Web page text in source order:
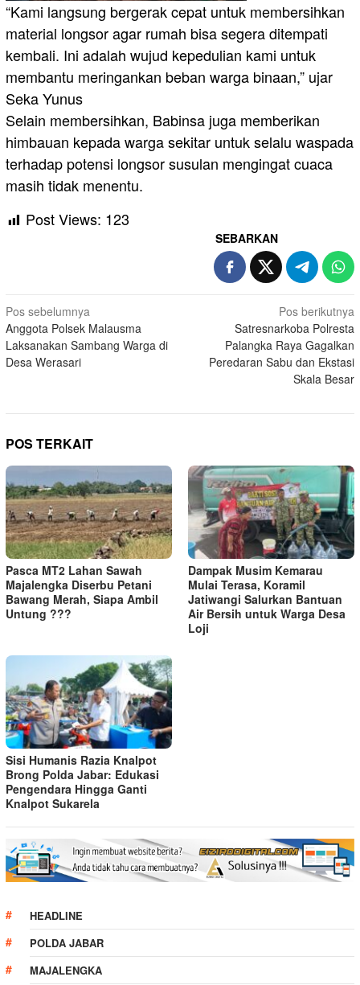
“Kami langsung bergerak cepat untuk membersihkan
material longsor agar rumah bisa segera ditempati
kembali. Ini adalah wujud kepedulian kami untuk
membantu meringankan beban warga binaan,” ujar
Seka Yunus
Selain membersihkan, Babinsa juga memberikan
himbauan kepada warga sekitar untuk selalu waspada
terhadap potensi longsor susulan mengingat cuaca
masih tidak menentu.
Post Views: 123
SEBARKAN
Navigasi
pos
Pos sebelumnya
Anggota Polsek Malausma
Laksanakan Sambang Warga di
Desa Werasari
Pos berikutnya
Satresnarkoba Polresta
Palangka Raya Gagalkan
Peredaran Sabu dan Ekstasi
Skala Besar
POS TERKAIT
Pasca MT2 Lahan Sawah
Majalengka Diserbu Petani
Bawang Merah, Siapa Ambil
Untung ???
Dampak Musim Kemarau
Mulai Terasa, Koramil
Jatiwangi Salurkan Bantuan
Air Bersih untuk Warga Desa
Loji
Sisi Humanis Razia Knalpot
Brong Polda Jabar: Edukasi
Pengendara Hingga Ganti
Knalpot Sukarela
HEADLINE
POLDA JABAR
MAJALENGKA